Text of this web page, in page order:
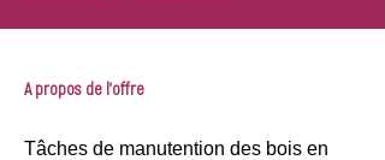
A propos de l'offre
Tâches de manutention des bois en